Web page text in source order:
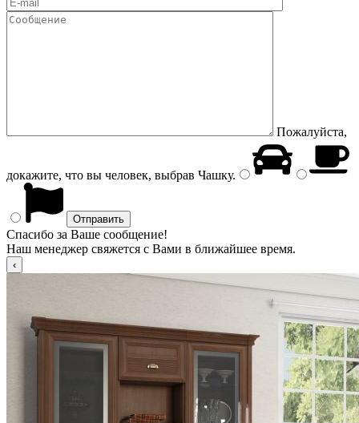
Пожалуйста,
докажите, что вы человек, выбрав Чашку.
Спасибо за Ваше сообщение!
Наш менеджер свяжется с Вами в ближайшее время.